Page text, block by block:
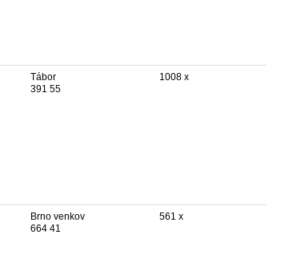
Tábor
391 55
1008 x
Brno venkov
664 41
561 x